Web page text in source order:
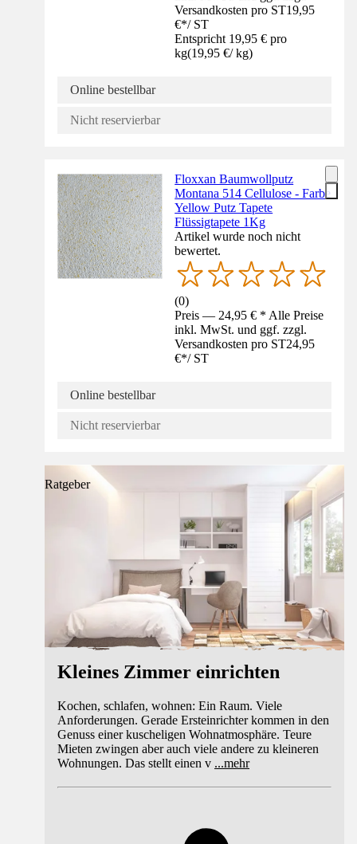
Versandkosten pro ST19,95
€*/ ST
Entspricht 19,95 € pro
kg(19,95 €/ kg)
Online bestellbar
Nicht reservierbar
Floxxan Baumwollputz
Montana 514 Cellulose - Farbe
Yellow Putz Tapete
Flüssigtapete 1Kg
Artikel wurde noch nicht
bewertet.
(0)
Preis — 24,95 € * Alle Preise
inkl. MwSt. und ggf. zzgl.
Versandkosten pro ST24,95
€*/ ST
Online bestellbar
Nicht reservierbar
Ratgeber
Kleines Zimmer einrichten
Kochen, schlafen, wohnen: Ein Raum. Viele
Anforderungen. Gerade Ersteinrichter kommen in den
Genuss einer kuscheligen Wohnatmosphäre. Teure
Mieten zwingen aber auch viele andere zu kleineren
Wohnungen. Das stellt einen v ...mehr